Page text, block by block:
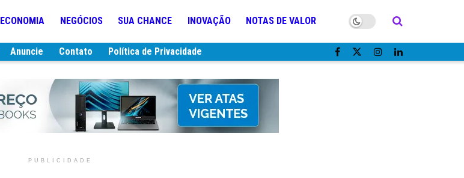
ECONOMIA NEGÓCIOS SUA CHANCE INOVAÇÃO NOTAS DE VALOR
Anuncie Contato Política de Privacidade
PUBLICIDADE